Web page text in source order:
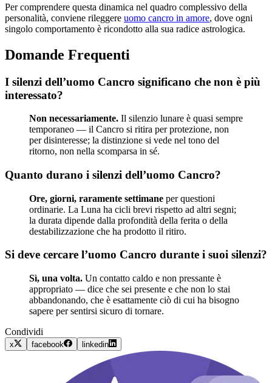
Per comprendere questa dinamica nel quadro complessivo della
personalità, conviene rileggere uomo cancro in amore, dove ogni
singolo comportamento è ricondotto alla sua radice astrologica.
Domande Frequenti
I silenzi dell’uomo Cancro significano che non è più
interessato?
Non necessariamente. Il silenzio lunare è quasi sempre
temporaneo — il Cancro si ritira per protezione, non
per disinteresse; la distinzione si vede nel tono del
ritorno, non nella scomparsa in sé.
Quanto durano i silenzi dell’uomo Cancro?
Ore, giorni, raramente settimane per questioni
ordinarie. La Luna ha cicli brevi rispetto ad altri segni;
la durata dipende dalla profondità della ferita o della
destabilizzazione che ha prodotto il ritiro.
Si deve cercare l’uomo Cancro durante i suoi silenzi?
Sì, una volta. Un contatto caldo e non pressante è
appropriato — dice che sei presente e che non lo stai
abbandonando, che è esattamente ciò di cui ha bisogno
sapere per sentirsi sicuro di tornare.
Condividi
x facebook linkedin